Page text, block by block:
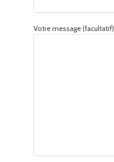
Votre message (facultatif)